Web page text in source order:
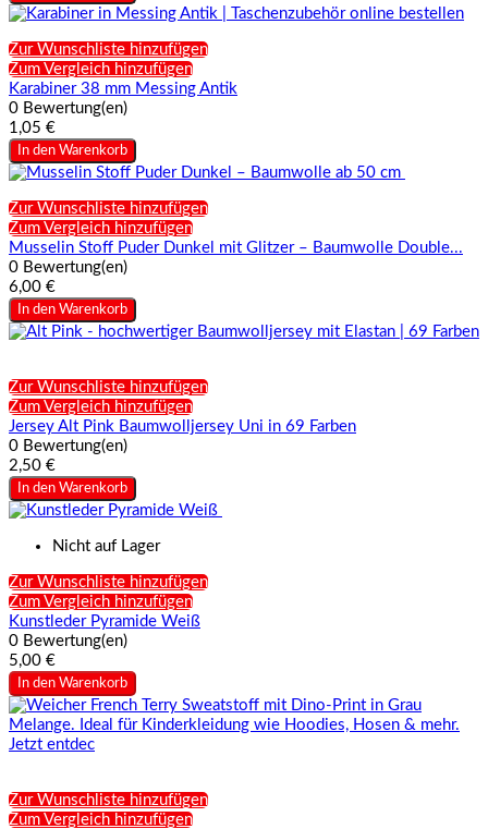
Zur Wunschliste hinzufügen
Zum Vergleich hinzufügen
Karabiner 38 mm Messing Antik
0 Bewertung(en)
1,05 €
In den Warenkorb
Zur Wunschliste hinzufügen
Zum Vergleich hinzufügen
Musselin Stoff Puder Dunkel mit Glitzer – Baumwolle Double...
0 Bewertung(en)
6,00 €
In den Warenkorb
Zur Wunschliste hinzufügen
Zum Vergleich hinzufügen
Jersey Alt Pink Baumwolljersey Uni in 69 Farben
0 Bewertung(en)
2,50 €
In den Warenkorb
Nicht auf Lager
Zur Wunschliste hinzufügen
Zum Vergleich hinzufügen
Kunstleder Pyramide Weiß
0 Bewertung(en)
5,00 €
In den Warenkorb
Zur Wunschliste hinzufügen
Zum Vergleich hinzufügen